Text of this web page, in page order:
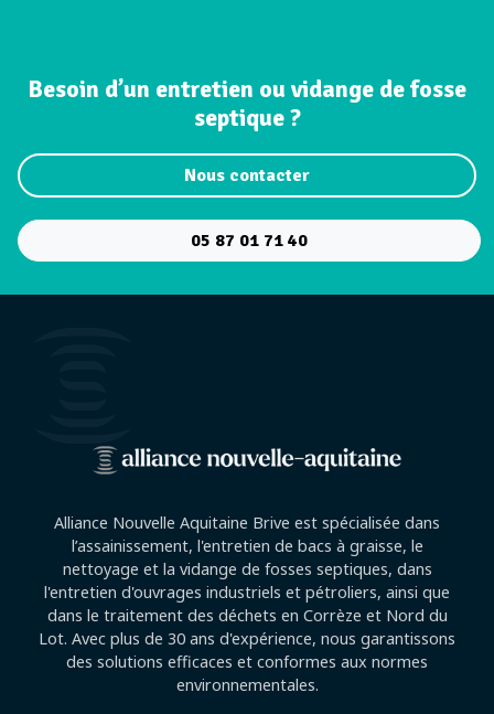
Besoin d’un entretien ou vidange de fosse
septique ?
Nous contacter
05 87 01 71 40
Alliance Nouvelle Aquitaine Brive est spécialisée dans
l’assainissement, l'entretien de bacs à graisse, le
nettoyage et la vidange de fosses septiques, dans
l'entretien d'ouvrages industriels et pétroliers, ainsi que
dans le traitement des déchets en Corrèze et Nord du
Lot. Avec plus de 30 ans d'expérience, nous garantissons
des solutions efficaces et conformes aux normes
environnementales.